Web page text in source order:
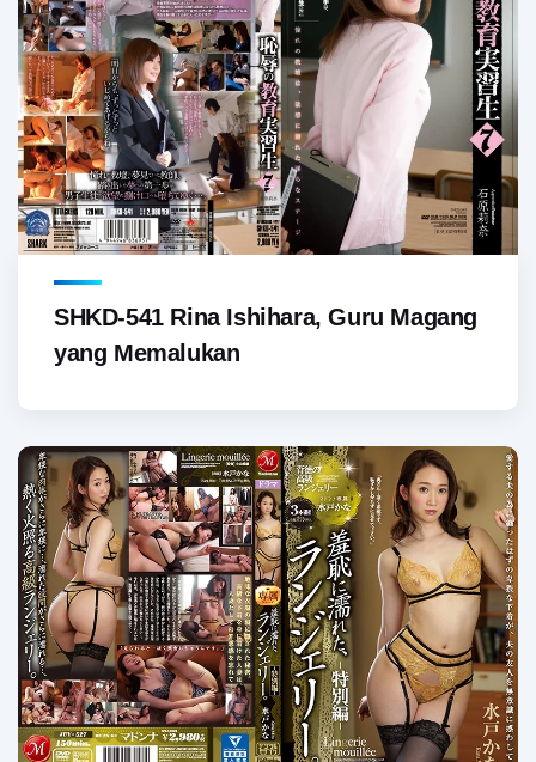
SHKD-541 Rina Ishihara, Guru Magang
yang Memalukan